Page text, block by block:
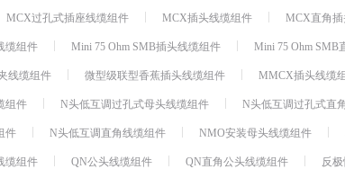
连接器配件
阻抗变换器
限幅器/检波器
防尘帽
MCX过孔式插座线缆组件 MCX插头线缆组件 MCX直角
缆组件 Mini 75 Ohm SMB插头线缆组件 Mini 75 Ohm SMB
线缆组件 微型级联型香蕉插头线缆组件 MMCX插头线缆
组件 N头低互调过孔式母头线缆组件 N头低互调过孔式直
件 N头低互调直角线缆组件 NMO安装母头线缆组件
缆组件 QN公头线缆组件 QN直角公头线缆组件
反